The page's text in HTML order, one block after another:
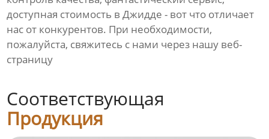
доступная стоимость в Джидде - вот что отличает
нас от конкурентов. При необходимости,
пожалуйста, свяжитесь с нами через нашу веб-
страницу
Соответствующая
Продукция